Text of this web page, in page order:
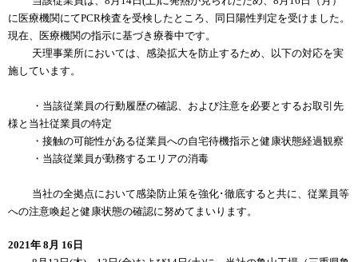
に医療機関にてPCR検査を受検したところ、同日陽性判定を受けました。
現在、医療機関の指示に基づき療養中です。
天理事業所においては、感染拡大を防止するため、以下の対応を実
施しています。
・当該従業員の行動履歴の確認、および注意を必要とするお取引先
様と当社従業員の特定
・接触の可能性がある従業員への自宅待機指示と健康状態経過観察
・当該従業員が勤務するエリアの消毒
当社の全拠点において感染防止策を強化･徹底すると共に、従業員等
への注意喚起と健康状態の確認に努めてまいります。
2021年 8月 16日